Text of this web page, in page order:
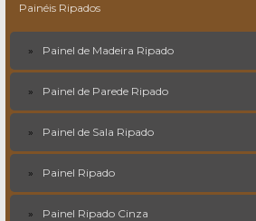
Painéis Ripados
Painel de Madeira Ripado
Painel de Parede Ripado
Painel de Sala Ripado
Painel Ripado
Painel Ripado Cinza